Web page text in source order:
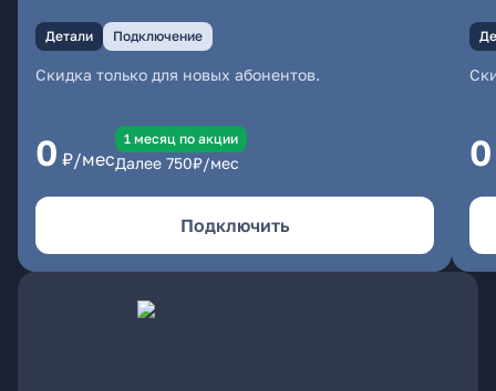
Детали Подключение
Скидка только для новых абонентов.
0 ₽/мес
1 месяц по акции
Далее 750₽/мес
Подключить
0